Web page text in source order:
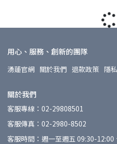
用心、服務、創新的團隊
湧蓮官網 關於我們 退款政策 隱
關於我們
客服專線：02-29808501
客服傳真：02-2980-8502
客服時間：週一至週五 09:30-12:00